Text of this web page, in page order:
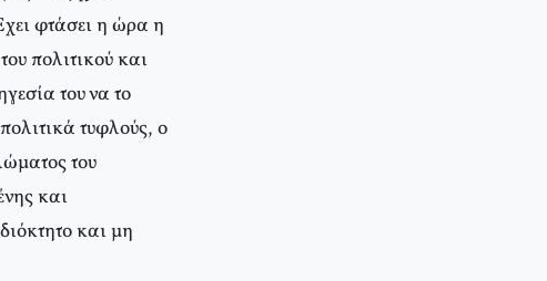
φτάσει η ώρα η
πολιτικού και
του να το
τυφλούς, ο
του
και
και μη